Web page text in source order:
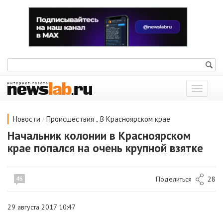
Показать
меню
Новости / Происшествия , В Красноярском крае
Начальник колонии в Красноярском
крае попался на очень крупной взятке
45 Поделиться 28
29 августа 2017 10:47